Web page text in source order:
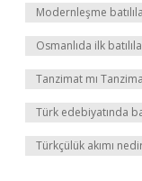
Modernleşme
Osmanlıda ilk
Tanzimat mı
Türk edebiyatında
Türkçülük akımı